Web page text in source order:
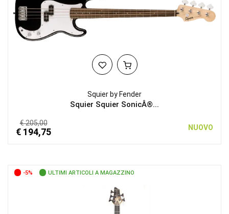
Squier by Fender
Squier Squier SonicÂ®...
€ 205,00
€ 194,75 NUOVO
-5% ULTIMI ARTICOLI A MAGAZZINO